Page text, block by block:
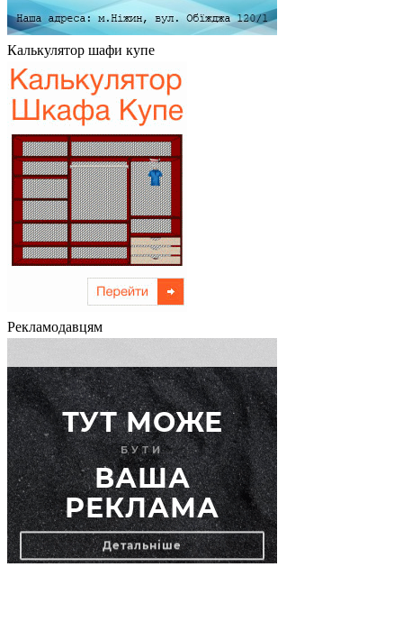
Калькулятор шафи купе
Рекламодавцям